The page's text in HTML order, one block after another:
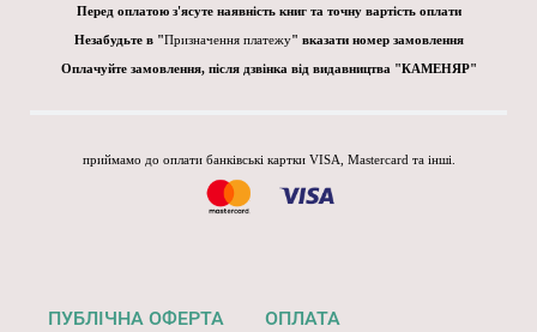
Перед оплатою з'ясуте наявність книг та точну вартість оплати
Незабудьте в "Призначення платежу" вказати номер замовлення
Оплачуйте замовлення, після дзвінка від видавництва "КАМЕНЯР"
приймамо до оплати банківські картки VISA, Mastercard та інші.
ПУБЛІЧНА ОФЕРТА ОПЛАТА